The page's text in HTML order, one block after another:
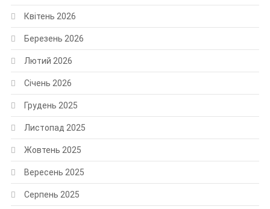
Квітень 2026
Березень 2026
Лютий 2026
Січень 2026
Грудень 2025
Листопад 2025
Жовтень 2025
Вересень 2025
Серпень 2025